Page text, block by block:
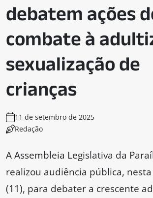
debatem ações
combate à
sexualização de
crianças
11 de setembro de 2025
Redação
A Assembleia Legislativa da
realizou audiência pública,
(11), para debater a crescente